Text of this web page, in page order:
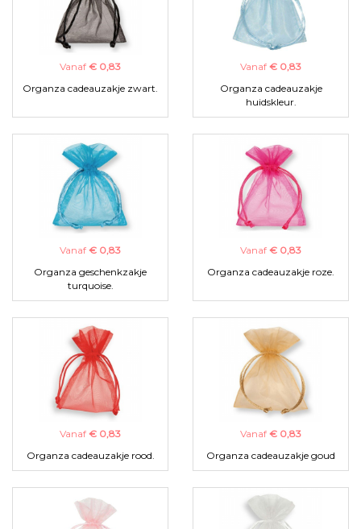
Vanaf € 0,83
Organza cadeauzakje zwart.
Vanaf € 0,83
Organza cadeauzakje
huidskleur.
Vanaf € 0,83
Organza geschenkzakje
turquoise.
Vanaf € 0,83
Organza cadeauzakje roze.
Vanaf € 0,83
Organza cadeauzakje rood.
Vanaf € 0,83
Organza cadeauzakje goud